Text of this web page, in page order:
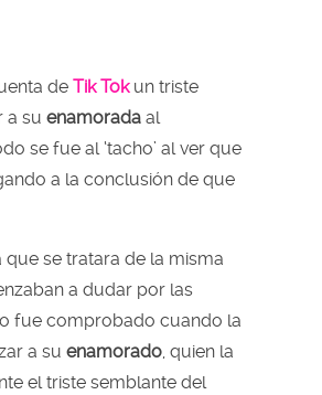
de Tik Tokun triste
a su enamorada al
se fue al ‘tacho’ al ver que
a la conclusión de que
que se tratara de la misma
a dudar por las
fue comprobado cuando la
a su enamorado , quien la
el triste semblante del